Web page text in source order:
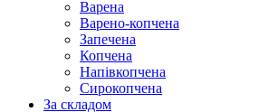
Варена
Варено-копчена
Запечена
Копчена
Напівкопчена
Сирокопчена
За складом